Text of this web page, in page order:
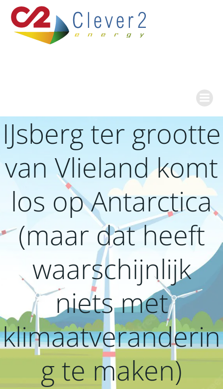
naar
de
inhoud
IJsberg ter grootte
van Vlieland komt
los op Antarctica
(maar dat heeft
waarschijnlijk
niets met
klimaatveranderin
g te maken)